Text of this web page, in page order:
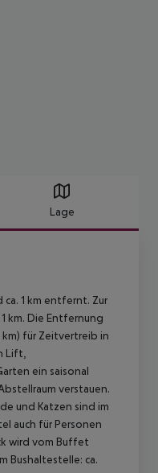
Lage
1 km entfernt. Zur
km. Die Entfernung
für Zeitvertreib in
Lift,
ein saisonal
verstauen.
und Katzen sind im
auch für Personen
wird vom Buffet
Bushaltestelle: ca.